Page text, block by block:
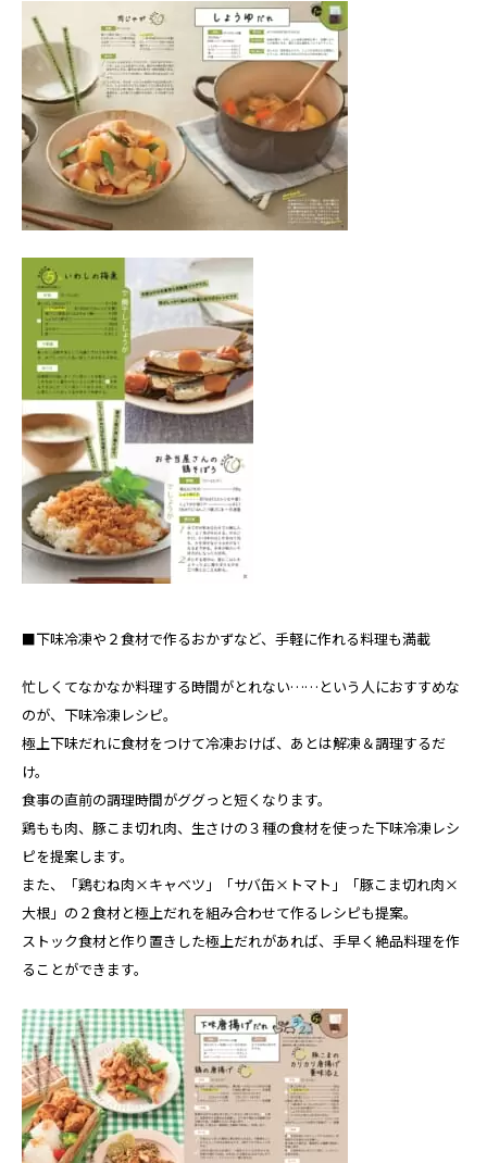
■下味冷凍や２食材で作るおかずなど、手軽に作れる料理も満載
忙しくてなかなか料理する時間がとれない……という人におすすめな
のが、下味冷凍レシピ。
極上下味だれに食材をつけて冷凍おけば、あとは解凍＆調理するだ
け。
食事の直前の調理時間がググっと短くなります。
鶏もも肉、豚こま切れ肉、生さけの３種の食材を使った下味冷凍レシ
ピを提案します。
また、「鶏むね肉×キャベツ」「サバ缶×トマト」「豚こま切れ肉×
大根」の２食材と極上だれを組み合わせて作るレシピも提案。
ストック食材と作り置きした極上だれがあれば、手早く絶品料理を作
ることができます。